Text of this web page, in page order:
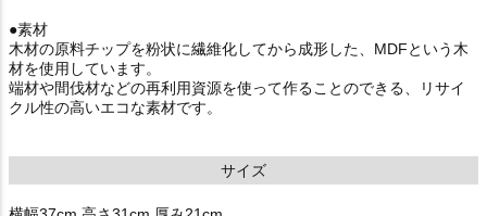
●素材
木材の原料チップを粉状に繊維化してから成形した、MDFという木
材を使用しています。
端材や間伐材などの再利用資源を使って作ることのできる、リサイ
クル性の高いエコな素材です。
サイズ